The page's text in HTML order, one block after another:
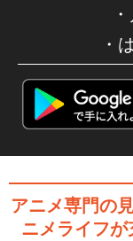
アニメ専門の
ニメライフが